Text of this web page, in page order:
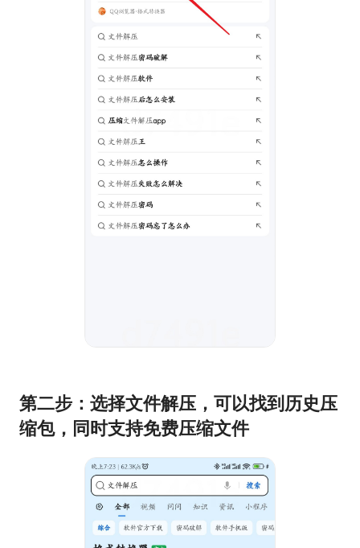
第二步：选择文件解压，可以找到历史压
缩包，同时支持免费压缩文件